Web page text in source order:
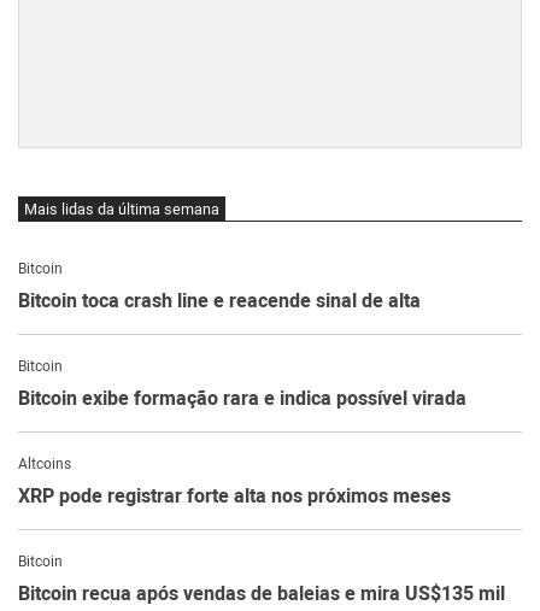
Mais lidas da última semana
Bitcoin
Bitcoin toca crash line e reacende sinal de alta
Bitcoin
Bitcoin exibe formação rara e indica possível virada
Altcoins
XRP pode registrar forte alta nos próximos meses
Bitcoin
Bitcoin recua após vendas de baleias e mira US$135 mil